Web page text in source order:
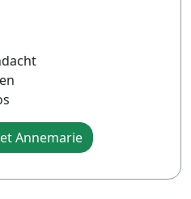
Annemarie